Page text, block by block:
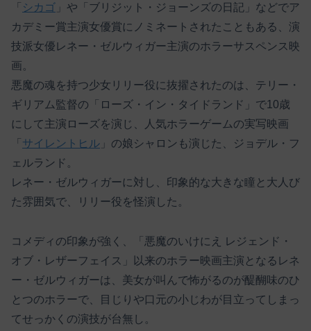
「 シカゴ 」や「ブリジット・ジョーンズの日記」などでア
カデミー賞主演女優賞にノミネートされたこともある、演
技派女優レネー・ゼルウィガー主演のホラーサスペンス映
画。
悪魔の魂を持つ少女リリー役に抜擢されたのは、テリー・
ギリアム監督の「ローズ・イン・タイドランド」で10歳
にして主演ローズを演じ、人気ホラーゲームの実写映画
「 サイレントヒル 」の娘シャロンも演じた、ジョデル・フ
ェルランド。
レネー・ゼルウィガーに対し、印象的な大きな瞳と大人び
た雰囲気で、リリー役を怪演した。
コメディの印象が強く、「悪魔のいけにえ レジェンド・
オブ・レザーフェイス」以来のホラー映画主演となるレネ
ー・ゼルウィガーは、美女が叫んで怖がるのが醍醐味のひ
とつのホラーで、目じりや口元の小じわが目立ってしまっ
てせっかくの演技が台無し。